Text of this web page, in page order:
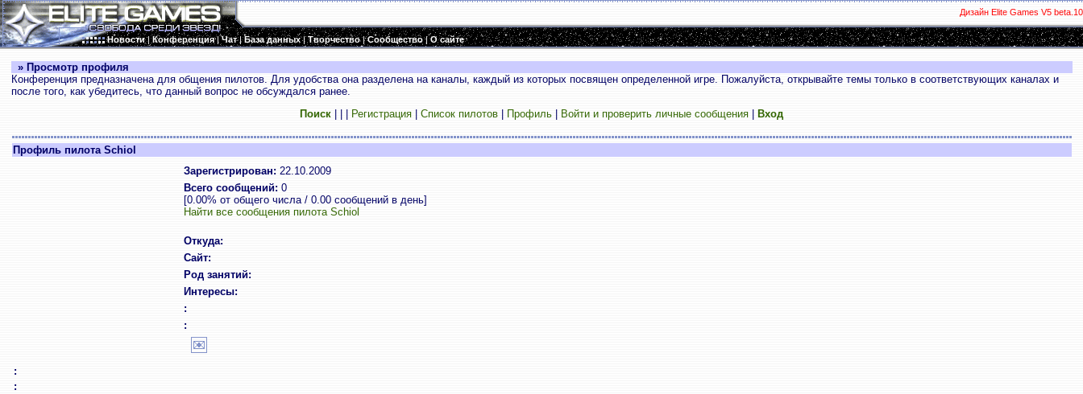
Дизайн Elite Games V5 beta.10
Новости|Конференция|Чат|База данных|Творчество|Сообщество|О сайте
» Просмотр профиля
Конференция предназначена для общения пилотов. Для удобства она разделена на каналы, каждый из которых посвящен определенной игре. Пожалуйста, открывайте темы только в соответствующих каналах и
после того, как убедитесь, что данный вопрос не обсуждался ранее.
Поиск
Регистрация Список пилотов Профиль Войти и проверить личные сообщения Вход
Профиль пилота Schiol
Зарегистрирован:22.10.2009
Всего сообщений:0
[0.00% от общего числа / 0.00 сообщений в день]
Найти все сообщения пилота Schiol
Откуда:
Сайт:
Род занятий:
Интересы:
:
:
:
: